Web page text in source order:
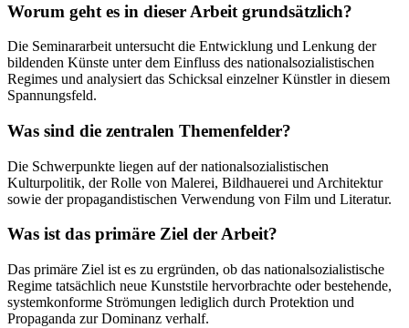
Worum geht es in dieser Arbeit grundsätzlich?
Die Seminararbeit untersucht die Entwicklung und Lenkung der
bildenden Künste unter dem Einfluss des nationalsozialistischen
Regimes und analysiert das Schicksal einzelner Künstler in diesem
Spannungsfeld.
Was sind die zentralen Themenfelder?
Die Schwerpunkte liegen auf der nationalsozialistischen
Kulturpolitik, der Rolle von Malerei, Bildhauerei und Architektur
sowie der propagandistischen Verwendung von Film und Literatur.
Was ist das primäre Ziel der Arbeit?
Das primäre Ziel ist es zu ergründen, ob das nationalsozialistische
Regime tatsächlich neue Kunststile hervorbrachte oder bestehende,
systemkonforme Strömungen lediglich durch Protektion und
Propaganda zur Dominanz verhalf.